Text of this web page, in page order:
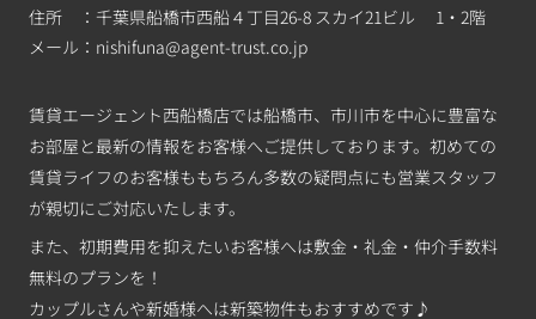
住所 ：千葉県船橋市西船４丁目26-8 スカイ21ビル 1・2階
メール： nishifuna@agent-trust.co.jp
賃貸エージェント西船橋店では船橋市、市川市を中心に豊富な
お部屋と最新の情報をお客様へご提供しております。初めての
賃貸ライフのお客様ももちろん多数の疑問点にも営業スタッフ
が親切にご対応いたします。
また、初期費用を抑えたいお客様へは敷金・礼金・仲介手数料
無料のプランを！
カップルさんや新婚様へは新築物件もおすすめです♪